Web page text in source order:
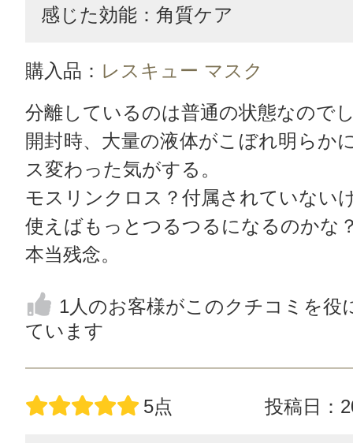
感じた効能：角質ケア
購入品： レスキュー マスク
分離しているのは普通の状態なので
開封時、大量の液体がこぼれ明らか
ス変わった気がする。
モスリンクロス？付属されていない
使えばもっとつるつるになるのかな
本当残念。
1人のお客様がこのクチコミを役
ています
5点 投稿日：